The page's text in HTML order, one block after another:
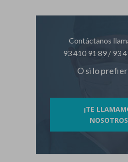
Contáctanos
93 410 91 89 / 93
O si lo
¡TE